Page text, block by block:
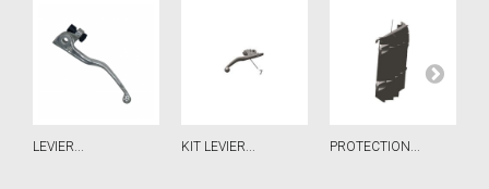
LEVIER... KIT LEVIER... PROTECTION...